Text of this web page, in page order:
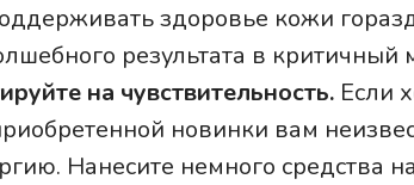
здоровье кожи
результата в критичный
на чувствительность. Если
новинки вам
Нанесите немного средства